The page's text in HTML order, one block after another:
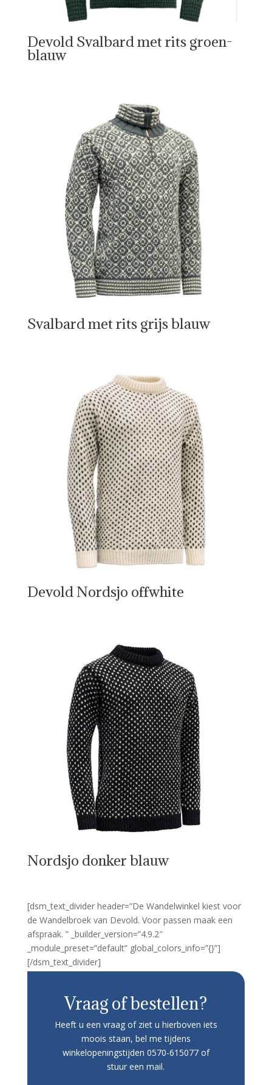
Devold Svalbard met rits groen-
blauw
Svalbard met rits grijs blauw
Devold Nordsjo offwhite
Nordsjo donker blauw
[dsm_text_divider header=”De Wandelwinkel kiest voor
de Wandelbroek van Devold. Voor passen maak een
afspraak. ” _builder_version=”4.9.2″
_module_preset=”default” global_colors_info=”{}”]
[/dsm_text_divider]
Vraag of bestellen?
Heeft u een vraag of ziet u hierboven iets
moois staan, bel me tijdens
winkelopeningstijden 0570-615077 of
stuur een mail.